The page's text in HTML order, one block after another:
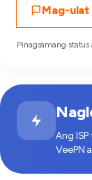
Mag-ulat
Pinagsamang
Ang
VeePN